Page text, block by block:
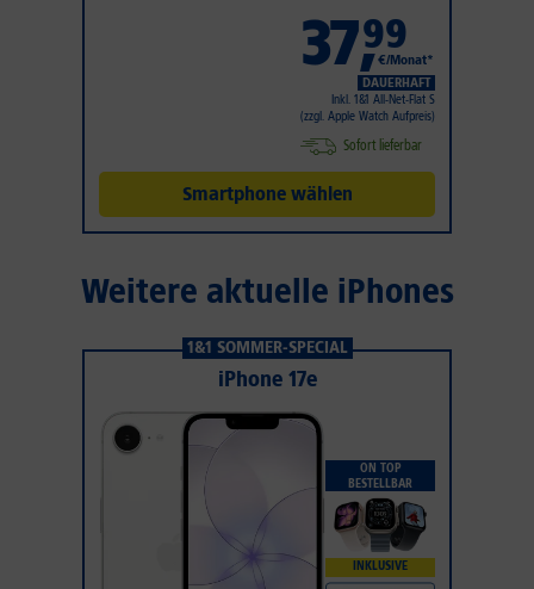
37,99
€/Monat*
DAUERHAFT
Inkl. 1&1 All-Net-Flat S
(zzgl. Apple Watch Aufpreis)
Sofort lieferbar
Smartphone wählen
Weitere aktuelle iPhones
1&1 SOMMER-SPECIAL
iPhone 17e
ON TOP
BESTELLBAR
INKLUSIVE